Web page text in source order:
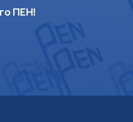
ПЕН!